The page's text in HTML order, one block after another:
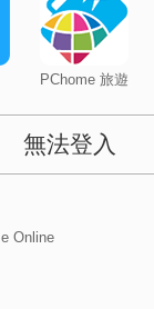
PChome 旅遊
無法登入
Online